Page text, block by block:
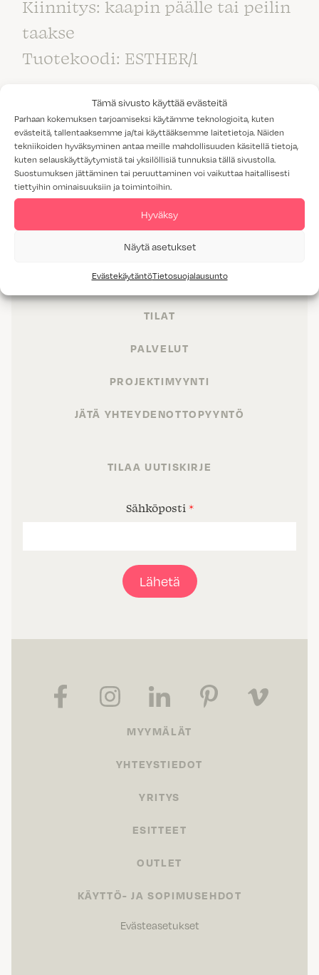
Tämä sivusto käyttää evästeitä
Parhaan kokemuksen tarjoamiseksi käytämme teknologioita, kuten
evästeitä, tallentaaksemme ja/tai käyttääksemme laitetietoja. Näiden
tekniikoiden hyväksyminen antaa meille mahdollisuuden käsitellä tietoja,
kuten selauskäyttäytymistä tai yksilöllisiä tunnuksia tällä sivustolla.
Suostumuksen jättäminen tai peruuttaminen voi vaikuttaa haitallisesti
tiettyihin ominaisuuksiin ja toimintoihin.
Hyväksy
Näytä asetukset
EvästekäytäntöTietosuojalausunto
Kiinnitys: kaapin päälle tai peilin
taakse
Tuotekoodi: ESTHER/1
TUOTTEET
TILAT
PALVELUT
PROJEKTIMYYNTI
JÄTÄ YHTEYDENOTTOPYYNTÖ
TILAA UUTISKIRJE
Sähköposti *
Lähetä
MYYMÄLÄT
YHTEYSTIEDOT
YRITYS
ESITTEET
OUTLET
KÄYTTÖ- JA SOPIMUSEHDOT
Evästeasetukset